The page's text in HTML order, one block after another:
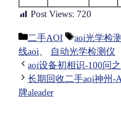
Post Views: 720
分
类
二手AOI
标
签
aoi光学检
线aoi、 自动光学检测仪
aoi设备初相识-100问
长期回收二手aoi神州-
牌aleader